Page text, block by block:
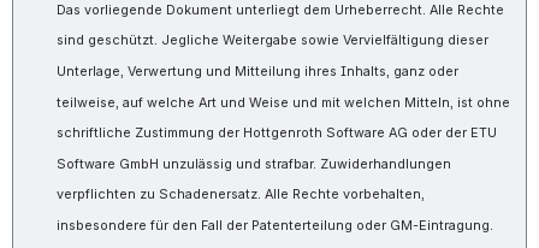
Das vorliegende Dokument unterliegt dem Urheberrecht. Alle Rechte
sind geschützt. Jegliche Weitergabe sowie Vervielfältigung dieser
Unterlage, Verwertung und Mitteilung ihres Inhalts, ganz oder
teilweise, auf welche Art und Weise und mit welchen Mitteln, ist ohne
schriftliche Zustimmung der Hottgenroth Software AG oder der ETU
Software GmbH unzulässig und strafbar. Zuwiderhandlungen
verpflichten zu Schadenersatz. Alle Rechte vorbehalten,
insbesondere für den Fall der Patenterteilung oder GM-Eintragung.